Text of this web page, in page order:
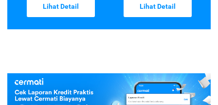
Lihat Detail Lihat Detail